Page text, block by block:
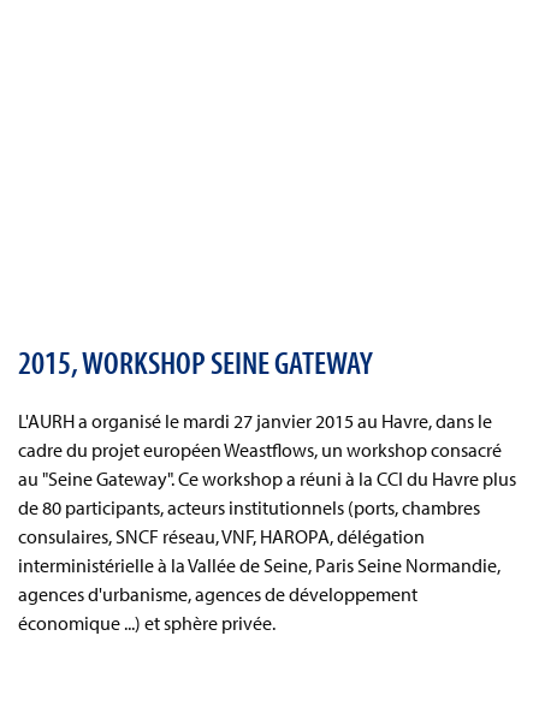
2015, WORKSHOP SEINE GATEWAY
L'AURH a organisé le mardi 27 janvier 2015 au Havre, dans le
cadre du projet européen Weastflows, un workshop consacré
au "Seine Gateway". Ce workshop a réuni à la CCI du Havre plus
de 80 participants, acteurs institutionnels (ports, chambres
consulaires, SNCF réseau, VNF, HAROPA, délégation
interministérielle à la Vallée de Seine, Paris Seine Normandie,
agences d'urbanisme, agences de développement
économique ...) et sphère privée.